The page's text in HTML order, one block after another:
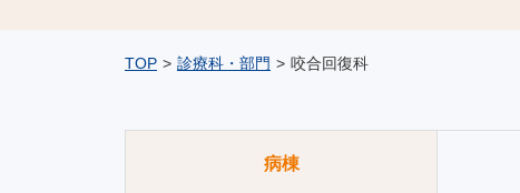
TOP > 診療科・部門 > 咬合回復科
病棟